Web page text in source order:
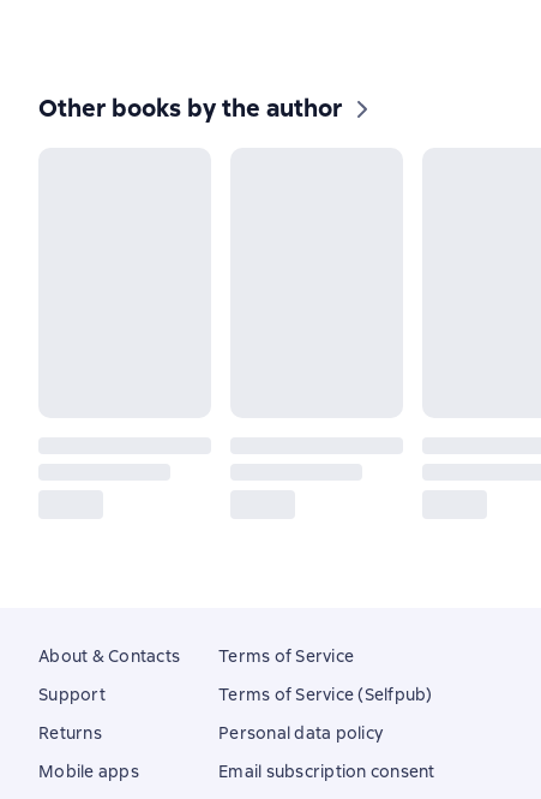
Other books by the author
About & Contacts
Support
Returns
Mobile apps
Terms of Service
Terms of Service (Selfpub)
Personal data policy
Email subscription consent